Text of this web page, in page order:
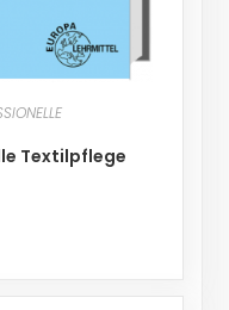
Textilpflege